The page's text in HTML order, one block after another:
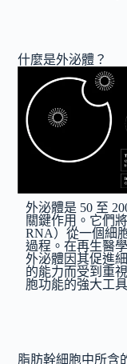
什麼是外泌體？
外泌體是 50 至
關鍵作用。它們
RNA）從一個細
過程。在再生醫
外泌體因其促進
的能力而受到重
胞功能的強大工具
脂肪幹細胞中所含